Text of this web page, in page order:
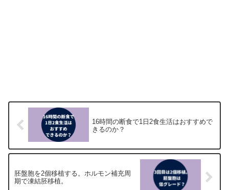
16時間の断食で1日2食生活はおすすめで
きるのか？
胚盤胞を2個移植する。ホルモン補充周
期で凍結胚移植。